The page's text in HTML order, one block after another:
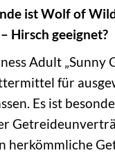
ist Wolf of
Hirsch geeignet?
Adult „Sunny
für
Es ist
herkömmliche